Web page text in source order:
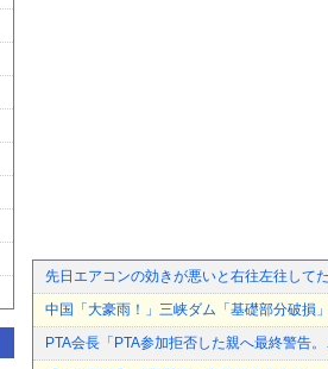
先日エアコンの効きが悪いと右往左往して
中国「大豪雨！」三峡ダム「基礎部分破損
PTA会長「PTA参加拒否した親へ最終警告。